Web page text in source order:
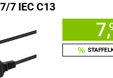
7 IEC C13
7,
%